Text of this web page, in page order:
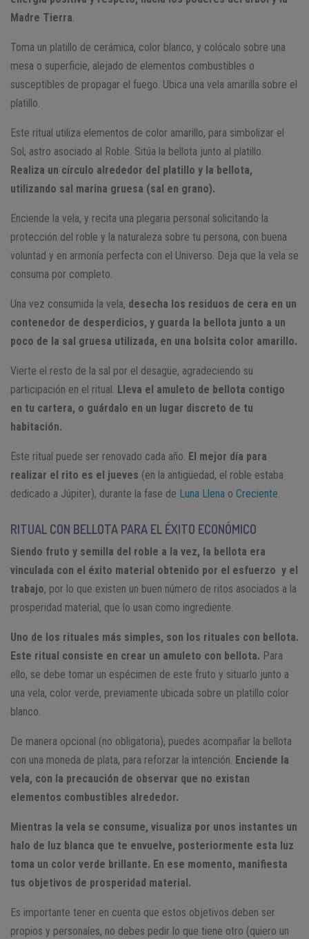
Madre Tierra.
Toma un platillo de cerámica, color blanco, y colócalo sobre una
mesa o superficie, alejado de elementos combustibles o
susceptibles de propagar el fuego. Ubica una vela amarilla sobre el
platillo.
Este ritual utiliza elementos de color amarillo, para simbolizar el
Sol, astro asociado al Roble. Sitúa la bellota junto al platillo.
Realiza un círculo alrededor del platillo y la bellota,
utilizando sal marina gruesa (sal en grano).
Enciende la vela, y recita una plegaria personal solicitando la
protección del roble y la naturaleza sobre tu persona, con buena
voluntad y en armonía perfecta con el Universo. Deja que la vela se
consuma por completo.
Una vez consumida la vela, desecha los residuos de cera en un
contenedor de desperdicios, y guarda la bellota junto a un
poco de la sal gruesa utilizada, en una bolsita color amarillo.
Vierte el resto de la sal por el desagüe, agradeciendo su
participación en el ritual. Lleva el amuleto de bellota contigo
en tu cartera, o guárdalo en un lugar discreto de tu
habitación.
Este ritual puede ser renovado cada año. El mejor día para
realizar el rito es el jueves (en la antigüedad, el roble estaba
dedicado a Júpiter), durante la fase de Luna Llena o Creciente.
RITUAL CON BELLOTA PARA EL ÉXITO ECONÓMICO
Siendo fruto y semilla del roble a la vez, la bellota era
vinculada con el éxito material obtenido por el esfuerzo y el
trabajo, por lo que existen un buen número de ritos asociados a la
prosperidad material, que lo usan como ingrediente.
Uno de los rituales más simples, son los rituales con bellota.
Este ritual consiste en crear un amuleto con bellota. Para
ello, se debe tomar un espécimen de este fruto y situarlo junto a
una vela, color verde, previamente ubicada sobre un platillo color
blanco.
De manera opcional (no obligatoria), puedes acompañar la bellota
con una moneda de plata, para reforzar la intención. Enciende la
vela, con la precaución de observar que no existan
elementos combustibles alrededor.
Mientras la vela se consume, visualiza por unos instantes un
halo de luz blanca que te envuelve, posteriormente esta luz
toma un color verde brillante. En ese momento, manifiesta
tus objetivos de prosperidad material.
Es importante tener en cuenta que estos objetivos deben ser
propios y personales, no debes pedir lo que tiene otro (quiero un